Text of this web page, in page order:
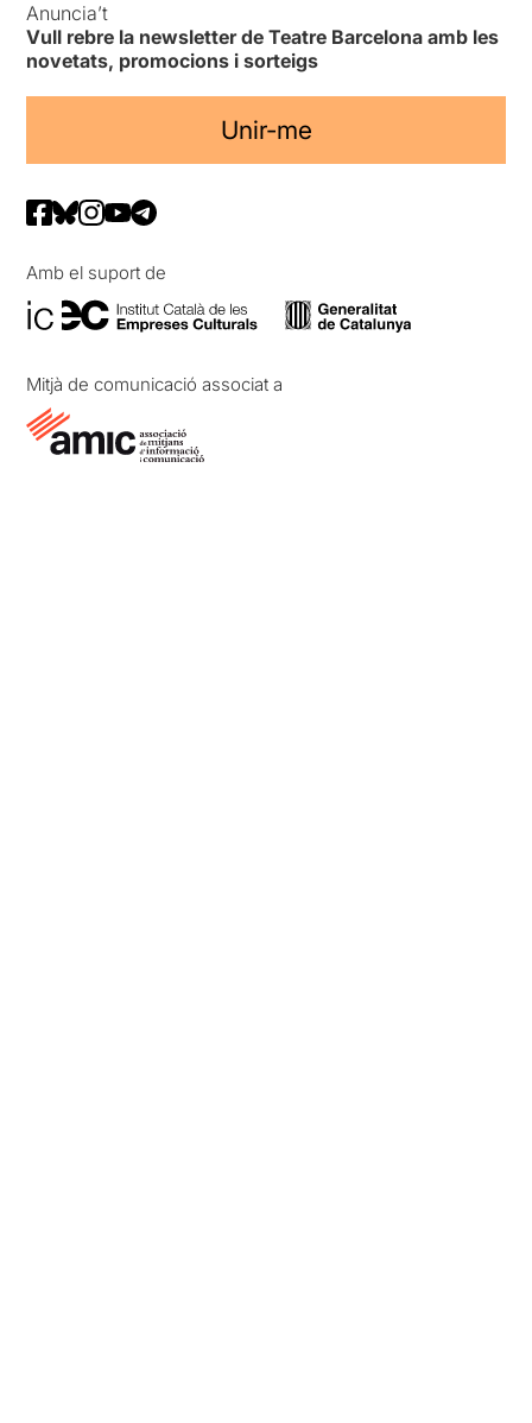
Anuncia’t
Vull rebre la newsletter de Teatre Barcelona amb les
novetats, promocions i sorteigs
Unir-me
Amb el suport de
Mitjà de comunicació associat a